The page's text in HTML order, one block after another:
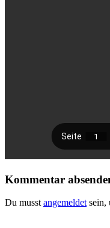
Kommentar
Du musst angemeldet sein,